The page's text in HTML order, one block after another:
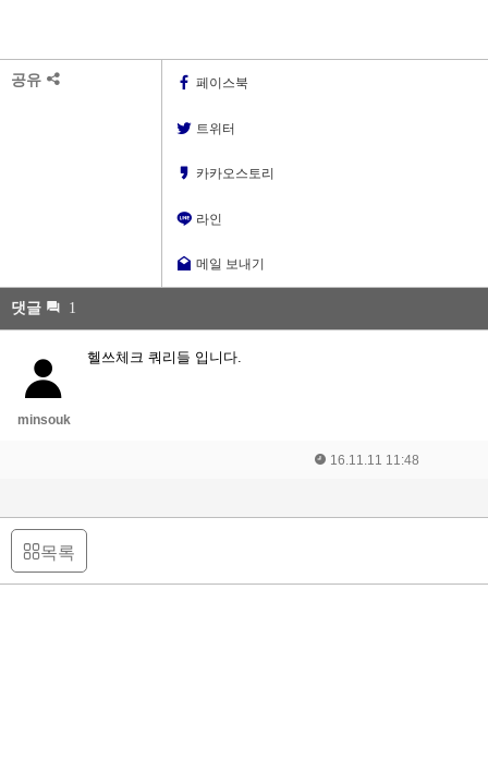
공유 페이스북
트위터
카카오스토리
라인
메일 보내기
댓글 1
minsouk
헬쓰체크 쿼리들 입니다.
16.11.11 11:48
목록